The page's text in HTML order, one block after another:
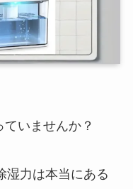
いませんか？
湿力は本当にある